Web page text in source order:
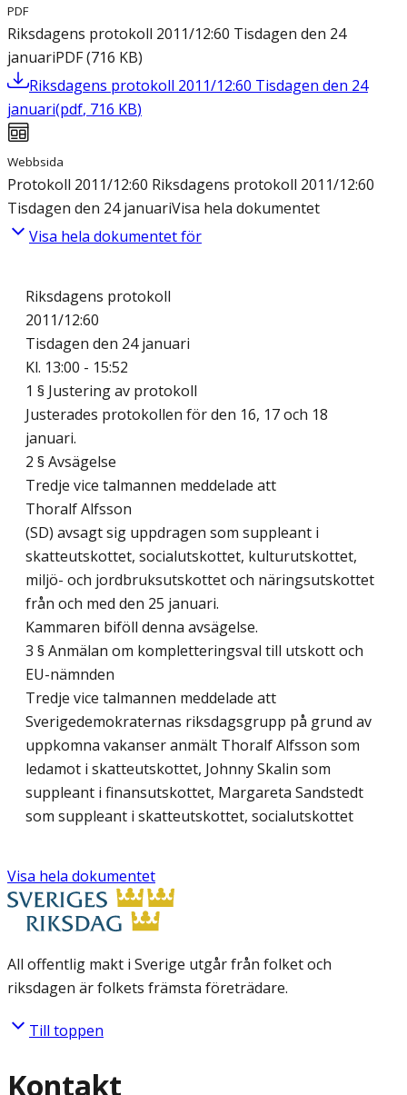
PDF
Riksdagens protokoll 2011/12:60 Tisdagen den 24
januariPDF(716 KB)
Riksdagens protokoll 2011/12:60 Tisdagen den 24
januari(pdf, 716 KB)
Webbsida
Protokoll 2011/12:60 Riksdagens protokoll 2011/12:60
Tisdagen den 24 januariVisa hela dokumentet
Visa hela dokumentet för
Riksdagens protokoll
2011/12:60
Tisdagen den 24 januari
Kl. 13:00 - 15:52
1 § Justering av protokoll
Justerades protokollen för den 16, 17 och 18
januari.
2 § Avsägelse
Tredje vice talmannen meddelade att
Thoralf Alfsson
(SD) avsagt sig uppdragen som suppleant i
skatteutskottet, socialutskottet, kulturutskottet,
miljö- och jordbruksutskottet och näringsutskottet
från och med den 25 januari.
Kammaren biföll denna avsägelse.
3 § Anmälan om kompletteringsval till utskott och
EU-nämnden
Tredje vice talmannen meddelade att
Sverigedemokraternas riksdagsgrupp på grund av
uppkomna vakanser anmält Thoralf Alfsson som
ledamot i skatteutskottet, Johnny Skalin som
suppleant i finansutskottet, Margareta Sandstedt
som suppleant i skatteutskottet, socialutskottet
Visa hela dokumentet
All offentlig makt i Sverige utgår från folket och
riksdagen är folkets främsta företrädare.
Till toppen
Kontakt